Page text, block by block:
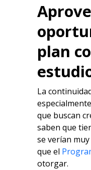
plan
La
que buscan
saben que
se verían
que el
otorgar.